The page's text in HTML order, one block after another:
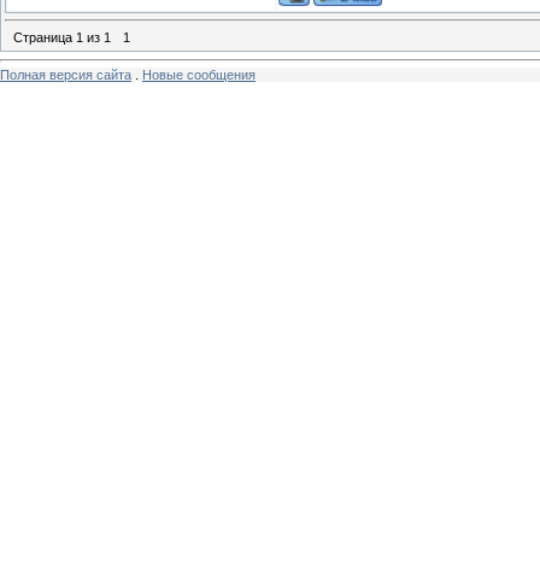
Страница 1 из 1 1
Полная версия сайта Новые сообщения